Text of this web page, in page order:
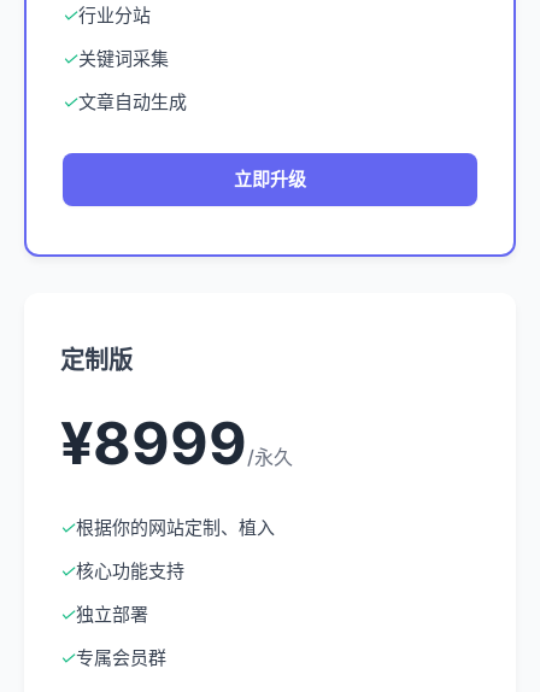
✓行业分站
✓关键词采集
✓文章自动生成
立即升级
定制版
¥8999/永久
✓根据你的网站定制、植入
✓核心功能支持
✓独立部署
✓专属会员群